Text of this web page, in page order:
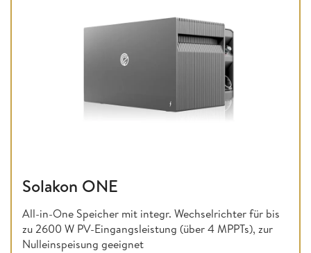
Solakon ONE
All-in-One Speicher mit integr. Wechselrichter für bis
zu 2600 W PV-Eingangsleistung (über 4 MPPTs), zur
Nulleinspeisung geeignet